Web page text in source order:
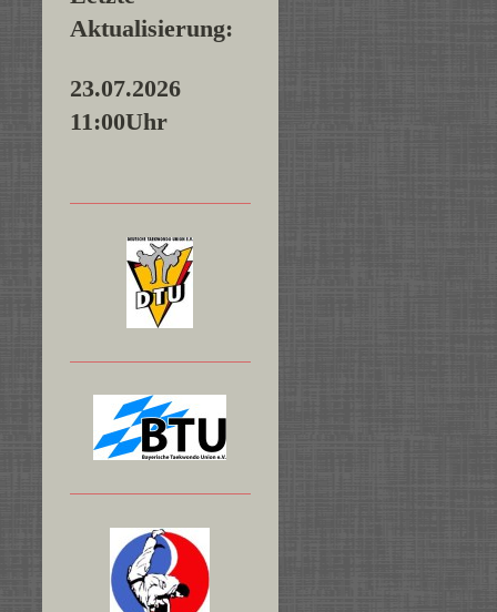
Aktualisierung:
23.07.2026
11:00Uhr